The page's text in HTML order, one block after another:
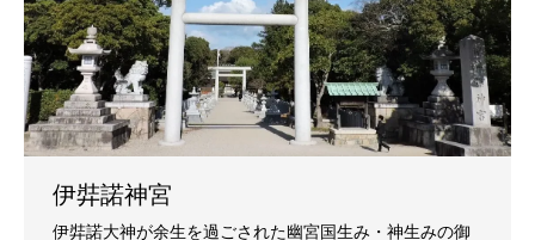
伊弉諾神宮